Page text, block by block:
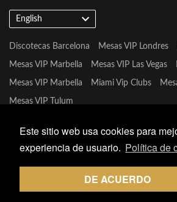
Este sitio web usa cookies para
experiencia de usuario. Política de
DE ACUERDO
English
Discotecas Barcelona Mesas VIP Londres
Mesas VIP Marbella Mesas VIP Las Vegas
Mesas VIP Marbella Miami Vip Clubs
Mesas VIP Tulum